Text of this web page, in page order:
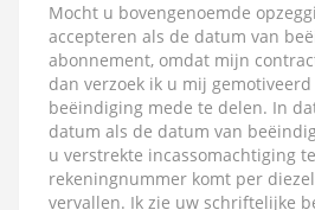
Mocht u bovengenoemde
accepteren als de datum van
abonnement, omdat mijn
dan verzoek ik u mij
beëindiging mede te delen. In
datum als de datum van
u verstrekte incassomachtiging
rekeningnummer komt per
vervallen. Ik zie uw schriftelijke